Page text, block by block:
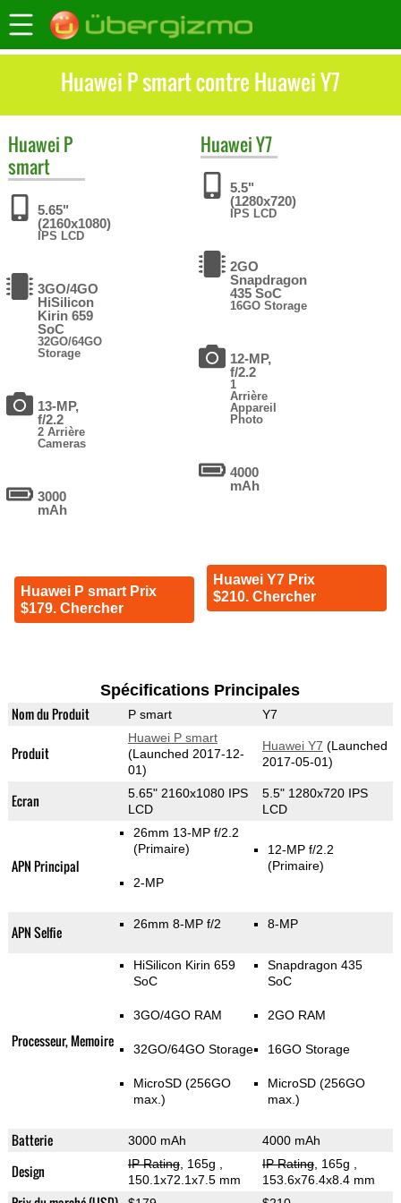
Huawei P smart contre Huawei Y7
Huawei P
smart
5.65"
(2160x1080)
IPS LCD
3GO/4GO
HiSilicon
Kirin 659
SoC
32GO/64GO
Storage
13-MP,
f/2.2
2 Arrière
Cameras
3000
mAh
Huawei P smart Prix
$179. Chercher
HuaweiY7
5.5"
(1280x720)
IPS LCD
2GO
Snapdragon
435 SoC
16GO Storage
12-MP,
f/2.2
1
Arrière
Appareil
Photo
4000
mAh
Huawei Y7 Prix
$210. Chercher
Spécifications Principales
Nom du Produit P smart Y7
Produit
Huawei P smart
(Launched 2017-12-
01)
Huawei Y7 (Launched
2017-05-01)
Ecran
5.65" 2160x1080 IPS
LCD
5.5" 1280x720 IPS
LCD
APN Principal
26mm 13-MP f/2.2
(Primaire)
2-MP
12-MP f/2.2
(Primaire)
APN Selfie 26mm 8-MP f/2 8-MP
Processeur, Memoire
HiSilicon Kirin 659
SoC
3GO/4GO RAM
32GO/64GO Storage
MicroSD (256GO
max.)
Snapdragon 435
SoC
2GO RAM
16GO Storage
MicroSD (256GO
max.)
Batterie 3000 mAh 4000 mAh
Design IP Rating, 165g
150.1x72.1x7.5 mm
IP Rating, 165g
153.6x76.4x8.4 mm